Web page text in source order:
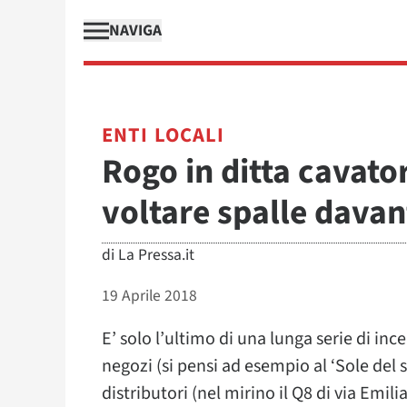
NAVIGA
ENTI LOCALI
Rogo in ditta
voltare spalle
di La Pressa.it
19 Aprile 2018
E’ solo l’ultimo di una lunga serie di
negozi (si pensi ad esempio al ‘Sole
distributori (nel mirino il Q8 di via